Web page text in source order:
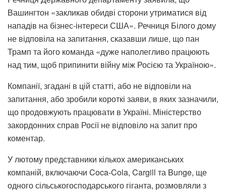
Вашингтон «закликав обидві сторони утриматися від
нападів на бізнес-інтереси США». Речниця Білого дому
не відповіла на запитання, сказавши лише, що пан
Трамп та його команда «дуже наполегливо працюють
над тим, щоб припинити війну між Росією та Україною».
Компанії, згадані в цій статті, або не відповіли на
запитання, або зробили короткі заяви, в яких зазначили,
що продовжують працювати в Україні. Міністерство
закордонних справ Росії не відповіло на запит про
коментар.
У лютому представники кількох американських
компаній, включаючи Coca-Cola, Cargill та Bunge, ще
одного сільськогосподарського гіганта, розмовляли з